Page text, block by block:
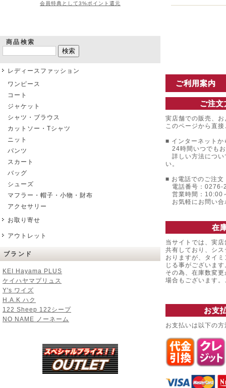
会員特典として3%ポイント還元
商品検索
レディースファッション
ワンピース
コート
ジャケット
シャツ・ブラウス
カットソー・Tシャツ
ニット
パンツ
スカート
バッグ
シューズ
マフラー・帽子・小物・財布
アクセサリー
お取り寄せ
アウトレット
ブランド
KEI Hayama PLUS
ケイハヤマプリュス
Y's ワイズ
H.A.K ハク
122 Sheep 122シープ
NO NAME ノーネーム
ご利用案内
ご注
実店舗での販売、
このページから直
■ インターネットか
24時間いつでも
詳しい方法につい
い。
■ お電話でのご注文
電話番号：0276-
営業時間：10:00
お気軽にお問い合
在
当サイトでは、実
共有しており、シ
おりますが、タイ
じる事がございます
その為、在庫数変
場合もございます
お支
お支払いは以下の